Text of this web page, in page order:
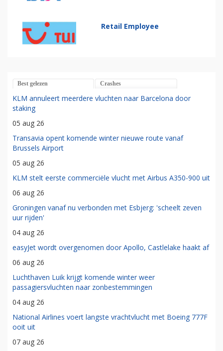
Retail Employee
Best gelezen Crashes
KLM annuleert meerdere vluchten naar Barcelona door
staking
05 aug 26
Transavia opent komende winter nieuwe route vanaf
Brussels Airport
05 aug 26
KLM stelt eerste commerciële vlucht met Airbus A350-900 uit
06 aug 26
Groningen vanaf nu verbonden met Esbjerg: 'scheelt zeven
uur rijden'
04 aug 26
easyJet wordt overgenomen door Apollo, Castlelake haakt af
06 aug 26
Luchthaven Luik krijgt komende winter weer
passagiersvluchten naar zonbestemmingen
04 aug 26
National Airlines voert langste vrachtvlucht met Boeing 777F
ooit uit
07 aug 26